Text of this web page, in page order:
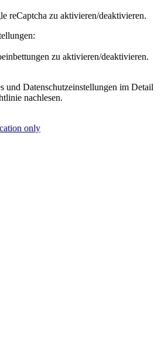
reCaptcha zu aktivieren/deaktivieren.
zu aktivieren/deaktivieren.
und Datenschutzeinstellungen im Detail
nachlesen.
only